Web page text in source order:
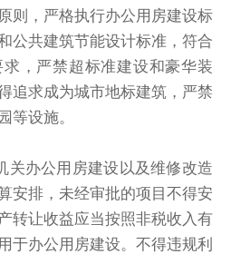
则，严格执行办公用房建设标
公共建筑节能设计标准，符合
，严禁超标准建设和豪华装
追求成为城市地标建筑，严禁
等设施。
办公用房建设以及维修改造
安排，未经审批的项目不得安
转让收益应当按照非税收入有
于办公用房建设。不得违规利